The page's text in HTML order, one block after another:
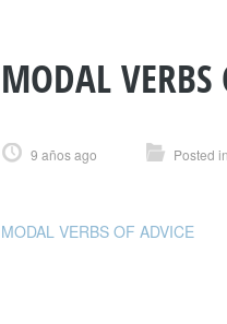
MODAL VERBS
9 años ago Posted
MODAL VERBS OF ADVICE